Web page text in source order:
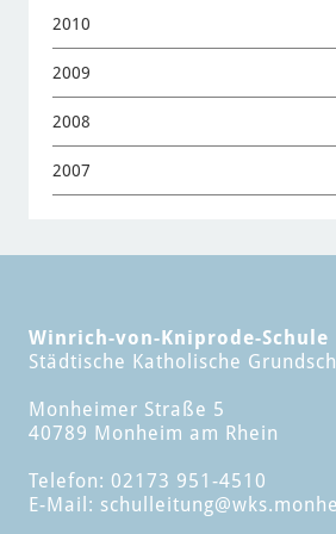
2010
2009
2008
2007
Winrich-von-Kniprode-Schule
Städtische Katholische
Monheimer Straße 5
40789 Monheim am Rhein
Telefon: 02173 951-4510
E-Mail: schulleitung